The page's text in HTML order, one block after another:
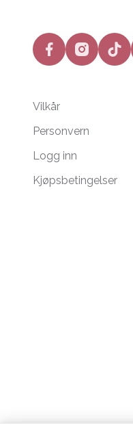
facebookinstagramtiktok
Vilkår
Personvern
Logg inn
Kjøpsbetingelser